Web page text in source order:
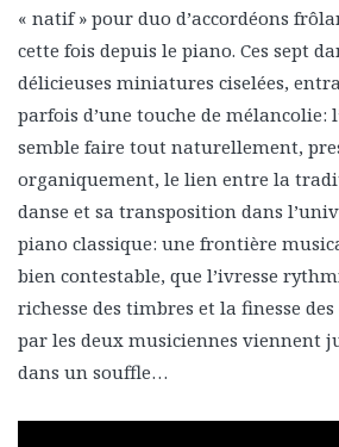
« natif » pour duo d’accordéons
cette fois depuis le piano. Ces sept
délicieuses miniatures ciselées,
parfois d’une touche de mélancolie:
semble faire tout naturellement,
organiquement, le lien entre la
danse et sa transposition dans
piano classique: une frontière
bien contestable, que l’ivresse
richesse des timbres et la finesse
par les deux musiciennes viennent
dans un souffle…